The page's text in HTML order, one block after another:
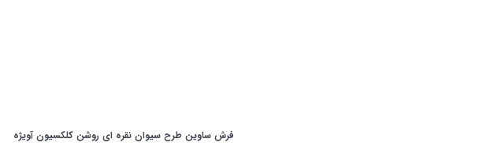
فرش ساوین طرح سیوان نقره ای روشن کلکسیون آویژه